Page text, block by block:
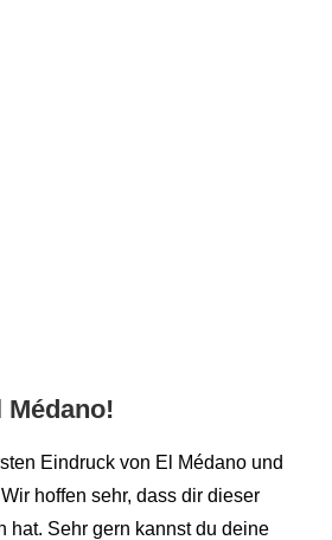
Médano!
Eindruck von El Médano und
hoffen sehr, dass dir dieser
hat. Sehr gern kannst du deine